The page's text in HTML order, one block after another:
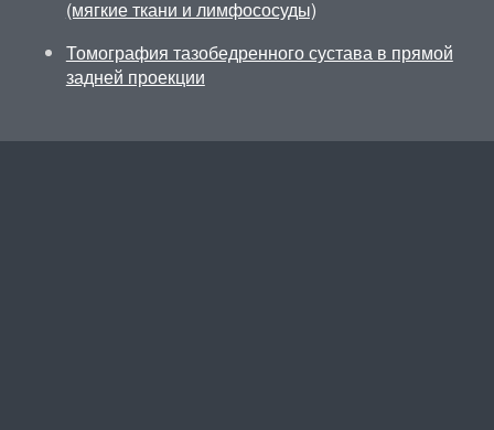
(мягкие ткани и лимфососуды)
Томография тазобедренного сустава в прямой
задней проекции